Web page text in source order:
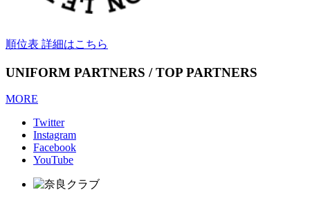
順位表 詳細はこちら
UNIFORM PARTNERS / TOP PARTNERS
MORE
Twitter
Instagram
Facebook
YouTube